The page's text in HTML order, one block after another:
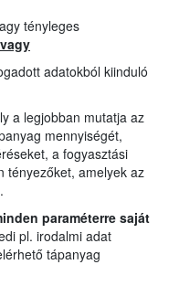
tényleges
vagy
adatokból kiinduló
a legjobban mutatja az
mennyiségét,
a fogyasztási
tényezőket, amelyek az
paraméterre saját
pl. irodalmi adat
tápanyag